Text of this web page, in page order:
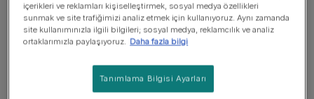
PRO PLAN® Sterilised® Kuru Mama
PRO PLAN® Sterilised® Kısırlaştırılmış
Yetişkin Kediler için, Zengin Hindi Eti İçeriği
Henüz değerlendirme bulunmuyor
içerikleri ve reklamları kişiselleştirmek, sosyal medya özellikleri
sunmak ve site trafiğimizi analiz etmek için kullanıyoruz. Aynı zamanda
site kullanımınızla ilgili bilgileri; sosyal medya, reklamcılık ve analiz
ortaklarımızla paylaşıyoruz. Daha fazla bilgi
Tanımlama Bilgisi Ayarları